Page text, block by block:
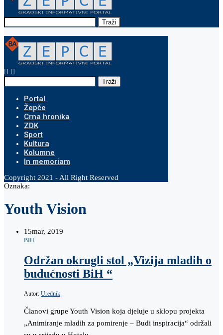
Traži
Traži
Portal
Žepče
Crna hronika
ZDK
Sport
Kultura
Kolumne
In memoriam
Copyright 2021 - All Right Reserved
Oznaka:
Youth Vision
15mar, 2019
BIH
Održan okrugli stol „Vizija mladih o
budućnosti BiH “
Autor: Urednik
Članovi grupe Youth Vision koja djeluje u sklopu projekta
„Animiranje mladih za pomirenje – Budi inspiracija“ održali